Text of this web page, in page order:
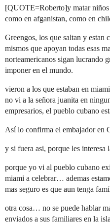
[QUOTE=Roberto]y matar
como en afganistan, como en
Greengos, los que saltan y estan
mismos que apoyan todas esas
norteamericanos sigan lucrando
imponer en el mundo.
vieron a los que estaban en
no vi a la señora juanita en
empresarios, el pueblo cubano
Así lo confirma el embajador en
y si fuera asi, porque les
porque yo vi al pueblo cubano
miami a celebrar… ademas
mas seguro es que aun tenga
otra cosa… no se puede hablar
enviados a sus familiares en la